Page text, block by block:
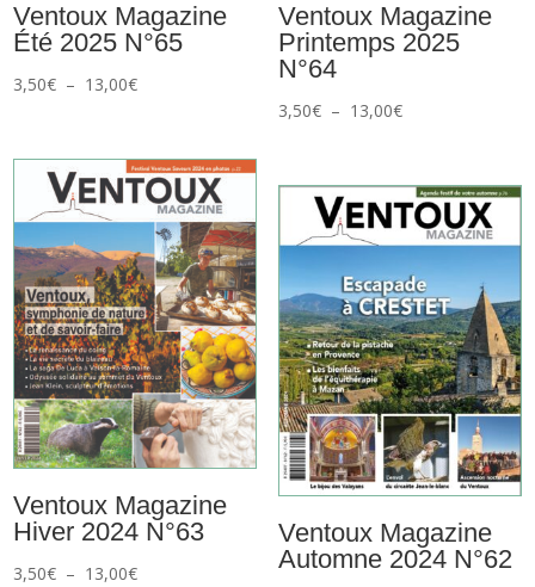
Ventoux Magazine
Été 2025 N°65
3,50€ – 13,00€Plage
3,50€
à
13,00€
Ventoux Magazine
Printemps 2025
N°64
3,50€ – 13,00€Plage
3,50€
à
13,00€
Ventoux Magazine
Hiver 2024 N°63
3,50€ – 13,00€Plage
Ventoux Magazine
Automne 2024 N°62